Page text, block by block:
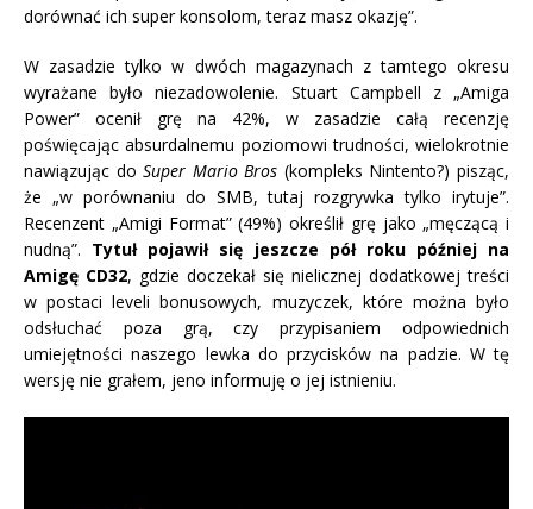
dorównać ich super konsolom, teraz masz okazję”.
W zasadzie tylko w dwóch magazynach z tamtego okresu
wyrażane było niezadowolenie. Stuart Campbell z „Amiga
Power” ocenił grę na 42%, w zasadzie całą recenzję
poświęcając absurdalnemu poziomowi trudności, wielokrotnie
nawiązując doSuper Mario Bros (kompleks Nintento?) pisząc,
że „w porównaniu do SMB, tutaj rozgrywka tylko irytuje”.
Recenzent „Amigi Format” (49%) określił grę jako „męczącą i
nudną”. Tytuł pojawił się jeszcze pół roku później na
Amigę CD32, gdzie doczekał się nielicznej dodatkowej treści
w postaci leveli bonusowych, muzyczek, które można było
odsłuchać poza grą, czy przypisaniem odpowiednich
umiejętności naszego lewka do przycisków na padzie. W tę
wersję nie grałem, jeno informuję o jej istnieniu.